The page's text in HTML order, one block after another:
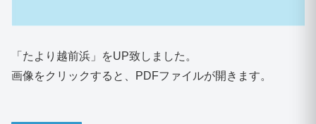
「たより越前浜」をUP致しました。
画像をクリックすると、PDFファイルが開きます。